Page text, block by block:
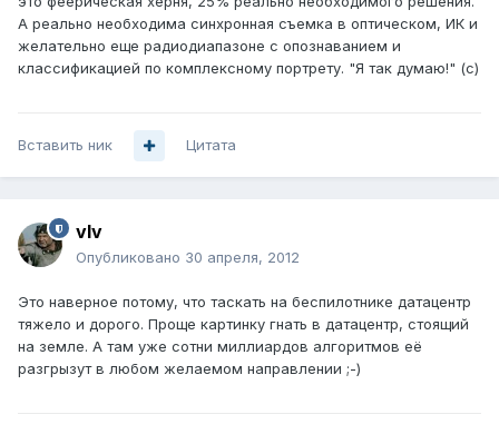
А реально необходима синхронная съемка в оптическом, ИК и
желательно еще радиодиапазоне с опознаванием и
классификацией по комплексному портрету. "Я так думаю!" (с)
Вставить ник Цитата
vIv
Опубликовано 30 апреля, 2012
Это наверное потому, что таскать на беспилотнике датацентр
тяжело и дорого. Проще картинку гнать в датацентр, стоящий
на земле. А там уже сотни миллиардов алгоритмов её
разгрызут в любом желаемом направлении ;-)